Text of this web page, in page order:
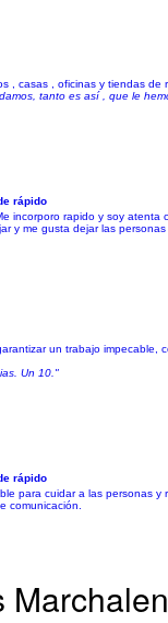
, casas , oficinas y tiendas de
tanto es así , que le
rápido
rapido y soy
y me gusta dejar las
un trabajo
Un 10."
rápido
para cuidar a las personas
comunicación.